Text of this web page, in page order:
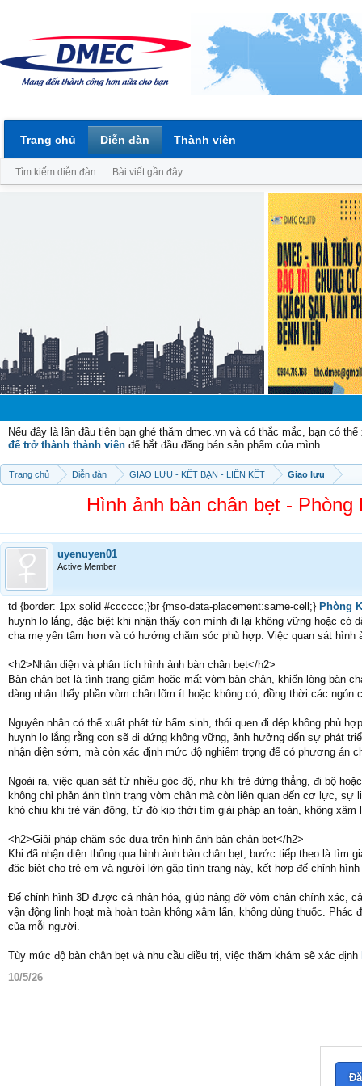
Nếu đây là lần đầu tiên bạn ghé thăm dmec.vn và có thắc mắc, bạn có
để trở thành thành viên để bắt đầu đăng bán sản phẩm của mình.
Trang chủ Diễn đàn GIAO LƯU - KẾT BẠN - LIÊN KẾT Giao lưu
Hình ảnh bàn chân bẹt -
uyenuyen01
Active Member
td {border: 1px solid #cccccc;}br {mso-data-placement:same-cell;} Phòng
huynh lo lắng, đặc biệt khi nhận thấy con mình đi lại không vững hoặc có
cha mẹ yên tâm hơn và có hướng chăm sóc phù hợp. Việc quan sát
<h2>Nhận diện và phân tích hình ảnh bàn chân bẹt</h2>
Bàn chân bẹt là tình trạng giảm hoặc mất vòm bàn chân, khiến lòng bàn
dàng nhận thấy phần vòm chân lõm ít hoặc không có, đồng thời các
Nguyên nhân có thể xuất phát từ bẩm sinh, thói quen đi dép không phù
huynh lo lắng rằng con sẽ đi đứng không vững, ảnh hưởng đến sự phát
nhận diện sớm, mà còn xác định mức độ nghiêm trọng để có phương án
Ngoài ra, việc quan sát từ nhiều góc độ, như khi trẻ đứng thẳng, đi bộ
không chỉ phản ánh tình trạng vòm chân mà còn liên quan đến cơ lực,
khó chịu khi trẻ vận động, từ đó kịp thời tìm giải pháp an toàn, không xâm
<h2>Giải pháp chăm sóc dựa trên hình ảnh bàn chân bẹt</h2>
Khi đã nhận diện thông qua hình ảnh bàn chân bẹt, bước tiếp theo là tìm
đặc biệt cho trẻ em và người lớn gặp tình trạng này, kết hợp đế chỉnh
Đế chỉnh hình 3D được cá nhân hóa, giúp nâng đỡ vòm chân chính xác,
vận động linh hoạt mà hoàn toàn không xâm lấn, không dùng thuốc.
của mỗi người.
Tùy mức độ bàn chân bẹt và nhu cầu điều trị, việc thăm khám sẽ xác định
10/5/26
Trang chủ Diễn đàn
Tìm kiếm diễn đàn Bài viết gần đây
Thành viên